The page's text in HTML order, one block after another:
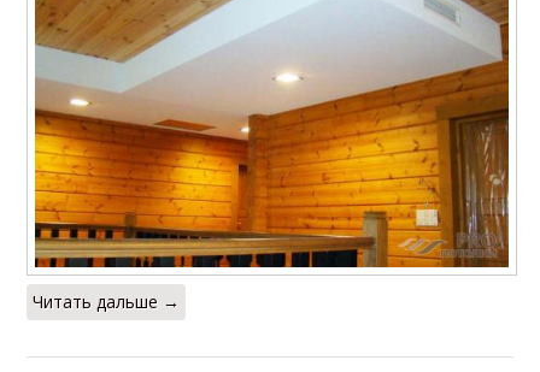
Читать дальше →